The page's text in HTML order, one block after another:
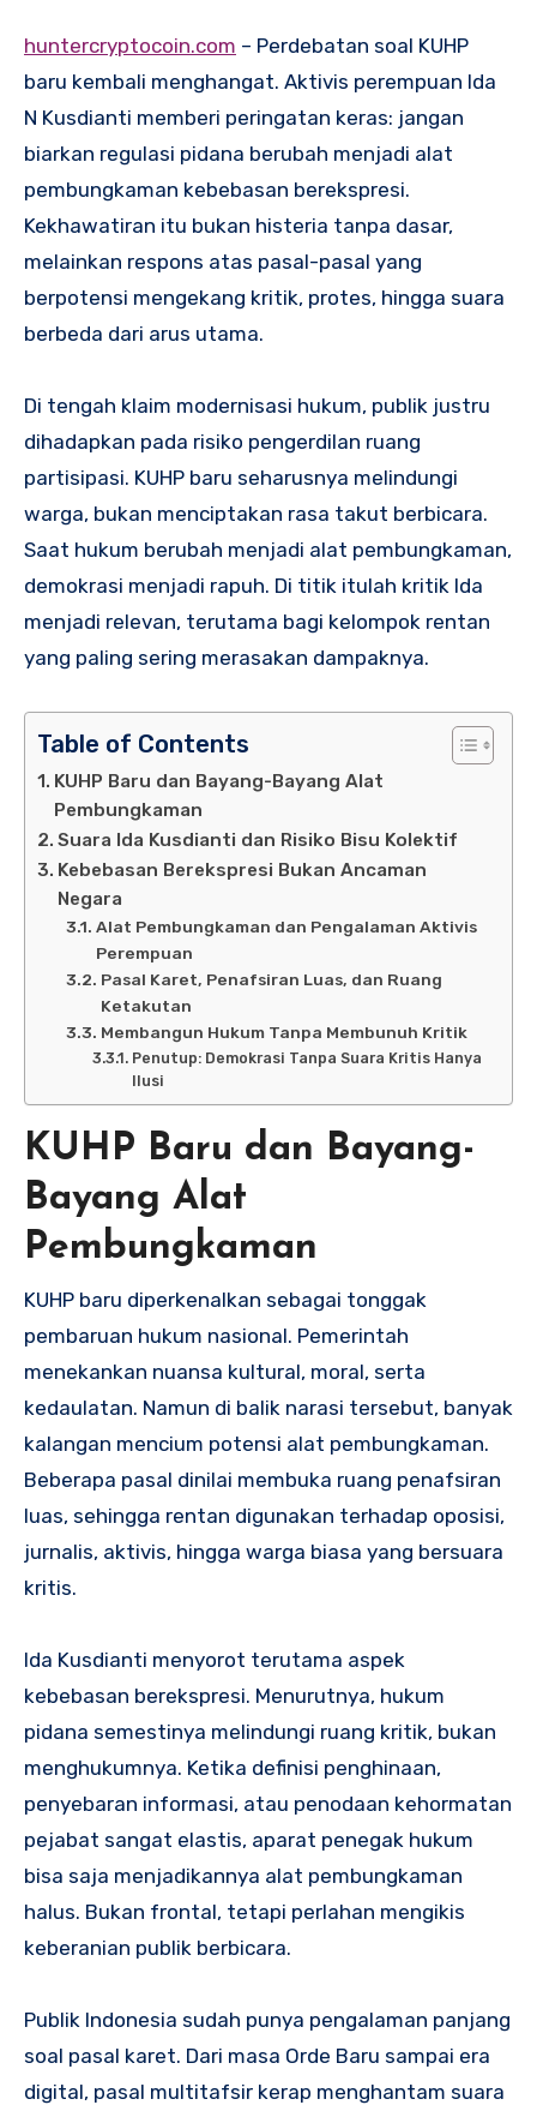
huntercryptocoin.com – Perdebatan soal KUHP
baru kembali menghangat. Aktivis perempuan Ida
N Kusdianti memberi peringatan keras: jangan
biarkan regulasi pidana berubah menjadi alat
pembungkaman kebebasan berekspresi.
Kekhawatiran itu bukan histeria tanpa dasar,
melainkan respons atas pasal-pasal yang
berpotensi mengekang kritik, protes, hingga suara
berbeda dari arus utama.
Di tengah klaim modernisasi hukum, publik justru
dihadapkan pada risiko pengerdilan ruang
partisipasi. KUHP baru seharusnya melindungi
warga, bukan menciptakan rasa takut berbicara.
Saat hukum berubah menjadi alat pembungkaman,
demokrasi menjadi rapuh. Di titik itulah kritik Ida
menjadi relevan, terutama bagi kelompok rentan
yang paling sering merasakan dampaknya.
Table of Contents
KUHP Baru dan Bayang-Bayang Alat
Pembungkaman
Suara Ida Kusdianti dan Risiko Bisu Kolektif
Kebebasan Berekspresi Bukan Ancaman
Negara
Alat Pembungkaman dan Pengalaman Aktivis
Perempuan
Pasal Karet, Penafsiran Luas, dan Ruang
Ketakutan
Membangun Hukum Tanpa Membunuh Kritik
Penutup: Demokrasi Tanpa Suara Kritis Hanya
Ilusi
KUHP Baru dan Bayang-
Bayang Alat
Pembungkaman
KUHP baru diperkenalkan sebagai tonggak
pembaruan hukum nasional. Pemerintah
menekankan nuansa kultural, moral, serta
kedaulatan. Namun di balik narasi tersebut, banyak
kalangan mencium potensi alat pembungkaman.
Beberapa pasal dinilai membuka ruang penafsiran
luas, sehingga rentan digunakan terhadap oposisi,
jurnalis, aktivis, hingga warga biasa yang bersuara
kritis.
Ida Kusdianti menyorot terutama aspek
kebebasan berekspresi. Menurutnya, hukum
pidana semestinya melindungi ruang kritik, bukan
menghukumnya. Ketika definisi penghinaan,
penyebaran informasi, atau penodaan kehormatan
pejabat sangat elastis, aparat penegak hukum
bisa saja menjadikannya alat pembungkaman
halus. Bukan frontal, tetapi perlahan mengikis
keberanian publik berbicara.
Publik Indonesia sudah punya pengalaman panjang
soal pasal karet. Dari masa Orde Baru sampai era
digital, pasal multitafsir kerap menghantam suara